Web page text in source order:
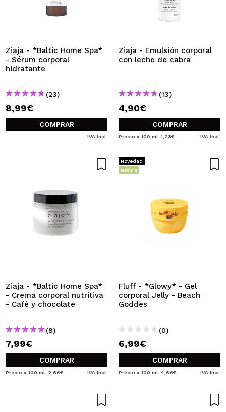
Ziaja - *Baltic Home Spa*
- Sérum corporal
hidratante
(23)
8,99€
COMPRAR
IVA Incl.
Ziaja - Emulsión corporal
con leche de cabra
(13)
4,90€
COMPRAR
Precio x 100 ml: 1,23€ IVA Incl.
Ziaja - *Baltic Home Spa*
- Crema corporal nutritiva
- Café y chocolate
(8)
7,99€
COMPRAR
Precio x 100 ml: 2,66€ IVA Incl.
Novedad
Nature
Fluff - *Glowy* - Gel
corporal Jelly - Beach
Goddes
(0)
6,99€
COMPRAR
Precio x 100 ml: 4,66€ IVA Incl.